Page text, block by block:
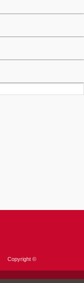
Copyright ©